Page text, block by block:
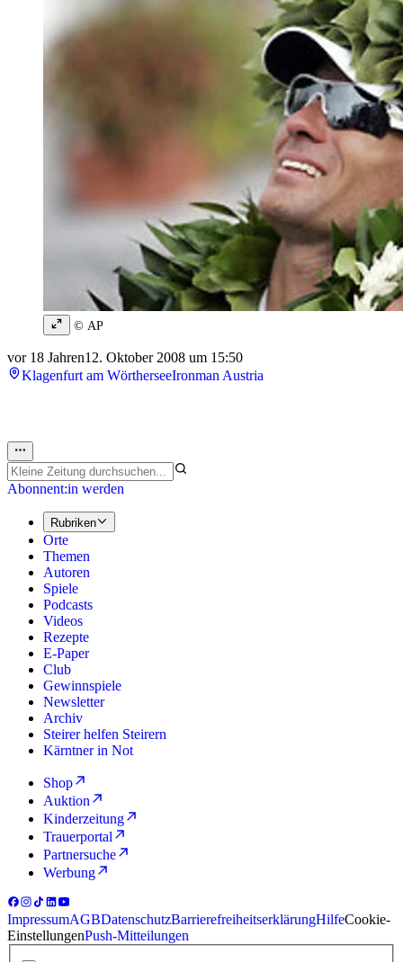
© AP
vor 18 Jahren12. Oktober 2008 um 15:50
Klagenfurt am WörtherseeIronman Austria
Abonnent:in werden
Rubriken
Orte
Themen
Autoren
Spiele
Podcasts
Videos
Rezepte
E-Paper
Club
Gewinnspiele
Newsletter
Archiv
Steirer helfen Steirern
Kärntner in Not
Shop
Auktion
Kinderzeitung
Trauerportal
Partnersuche
Werbung
ImpressumAGBDatenschutzBarrierefreiheitserklärungHilfeCookie-
EinstellungenPush-Mitteilungen